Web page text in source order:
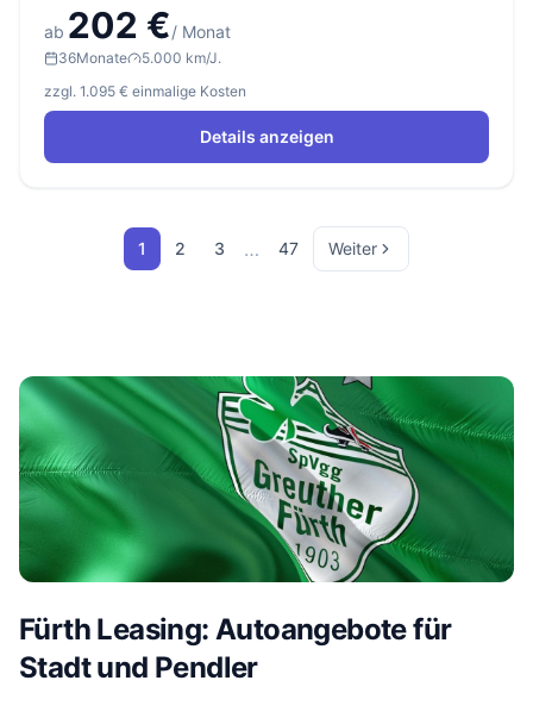
ab 202 €/ Monat
36Monate
5.000 km/J.
zzgl. 1.095 € einmalige Kosten
Details anzeigen
1 2 3 … 47 Weiter
Fürth Leasing: Autoangebote für
Stadt und Pendler